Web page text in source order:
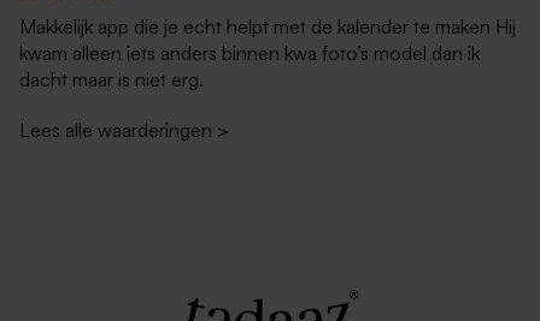
Makkelijk app die je echt helpt met de kalender te maken Hij
kwam alleen iets anders binnen kwa foto’s model dan ik
dacht maar is niet erg.
Lees alle waarderingen >